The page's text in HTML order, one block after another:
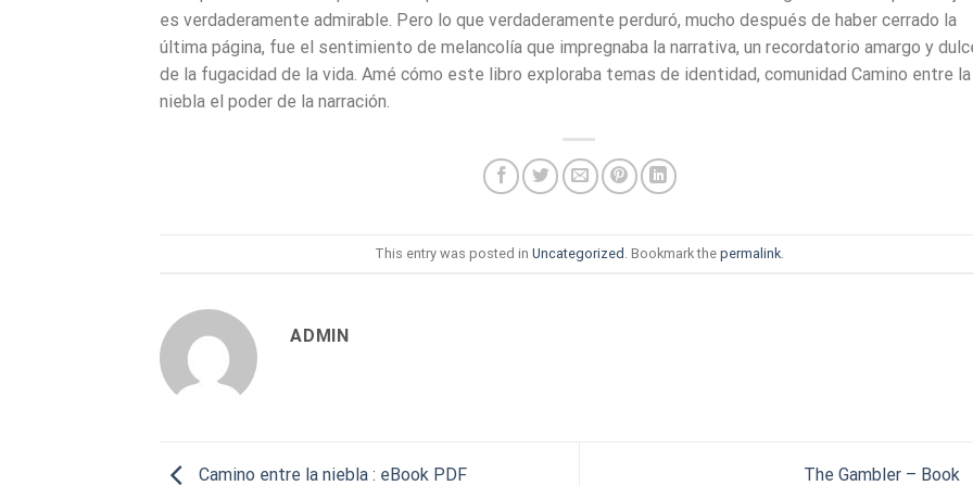
es verdaderamente admirable. Pero lo que verdaderamente perduró, mucho después de haber cerrado la
última página, fue el sentimiento de melancolía que impregnaba la narrativa, un recordatorio amargo y
de la fugacidad de la vida. Amé cómo este libro exploraba temas de identidad, comunidad Camino entre la
niebla el poder de la narración.
This entry was posted in Uncategorized . Bookmark the permalink.
ADMIN
Camino entre la niebla : eBook PDF The Gambler – Book